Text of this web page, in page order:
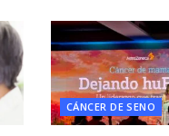
CÁNCER DE SENO